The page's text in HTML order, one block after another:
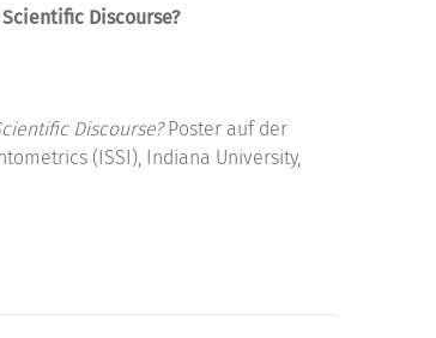
Discourse?
Discourse?Poster auf der
(ISSI), Indiana University,